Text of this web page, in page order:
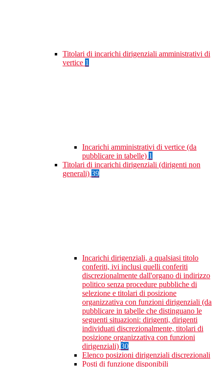
Titolari di incarichi dirigenziali amministrativi di
vertice 1
Incarichi amministrativi di vertice (da
pubblicare in tabelle) 1
Titolari di incarichi dirigenziali (dirigenti non
generali) 39
Incarichi dirigenziali, a qualsiasi titolo
conferiti, ivi inclusi quelli conferiti
discrezionalmente dall'organo di indirizzo
politico senza procedure pubbliche di
selezione e titolari di posizione
organizzativa con funzioni dirigenziali (da
pubblicare in tabelle che distinguano le
seguenti situazioni: dirigenti, dirigenti
individuati discrezionalmente, titolari di
posizione organizzativa con funzioni
dirigenziali) 30
Elenco posizioni dirigenziali discrezionali
Posti di funzione disponibili